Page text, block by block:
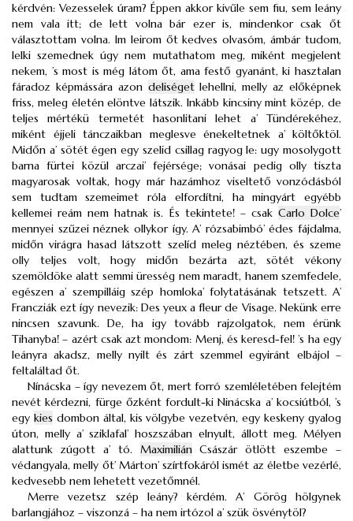
kérdvén: Vezesselek úram? Éppen akkor kivűle sem fiu, sem leány
nem vala itt; de lett volna bár ezer is, mindenkor csak őt
választottam volna. Im leirom őt kedves olvasóm, ámbár tudom,
lelki szemednek úgy nem mutathatom meg, miként megjelent
nekem, ’s most is még látom őt, ama festő gyanánt, ki hasztalan
fáradoz képmássára azon deliségetlehellni, melly az előképnek
friss, meleg életén elöntve látszik. Inkább kincsiny mint közép, de
teljes mértékü termetét hasonlitani lehet a’ Tündérekéhez,
miként éjjeli tánczaikban meglesve énekeltetnek a’ költőktöl.
Midőn a’ sötét égen egy szelid csillag ragyog le: ugy mosolygott
barna fürtei közül arczai’ fejérsége; vonásai pedig olly tiszta
magyarosak voltak, hogy már hazámhoz viseltető vonzódásból
sem tudtam szemeimet róla elfordítni, ha mingyárt egyébb
kellemei reám nem hatnak is. És tekintete! – csak Carlo Dolce’
mennyei szűzei néznek ollykor így. A’ rózsabimbó’ édes fájdalma,
midőn virágra hasad látszott szelíd meleg néztében, és szeme
olly teljes volt, hogy midőn bezárta azt, sötét vékony
szemöldöke alatt semmi üresség nem maradt, hanem szemfedele,
egészen a’ szempilláig szép homloka’ folytatásának tetszett. A’
Francziák ezt így nevezik: Des yeux a fleur de Visage. Nekünk erre
nincsen szavunk. De, ha igy tovább rajzolgatok, nem érünk
Tihanyba! – azért csak azt mondom: Menj, és keresd-fel! ’s ha egy
leányra akadsz, melly nyilt és zárt szemmel egyiránt elbájol –
feltaláltad őt.
Nínácska – így nevezem őt, mert forró szemléletében felejtém
nevét kérdezni, fürge őzként fordult-ki Ninácska a’ kocsiútból, ’s
egy kies dombon által, kis völgybe vezetvén, egy keskeny gyalog
úton, melly a’ sziklafal’ hoszszában elnyult, állott meg. Mélyen
alattunk zúgott a’ tó. MaximiliánCsászár ötlött eszembe –
védangyala, melly őt’ Márton’ szírtfokáról ismét az életbe vezérlé,
kedvesebb nem lehetett vezetőmnél.
Merre vezetsz szép leány? kérdém. A’ Görög hölgynek
barlangjához – viszonzá – ha nem irtózol a’ szük ösvénytöl?